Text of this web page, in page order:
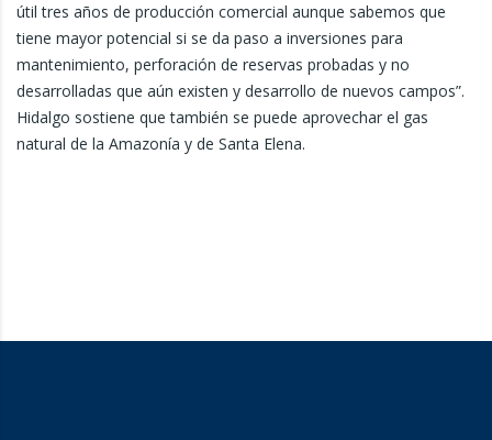
útil tres años de producción comercial aunque sabemos que
tiene mayor potencial si se da paso a inversiones para
mantenimiento, perforación de reservas probadas y no
desarrolladas que aún existen y desarrollo de nuevos campos”.
Hidalgo sostiene que también se puede aprovechar el gas
natural de la Amazonía y de Santa Elena.